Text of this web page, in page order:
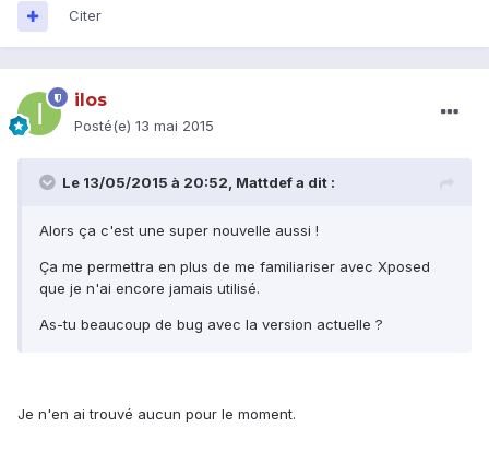
Citer
ilos
Posté(e) 13 mai 2015
Le 13/05/2015 à 20:52, Mattdef a dit :
Alors ça c'est une super nouvelle aussi !
Ça me permettra en plus de me familiariser avec Xposed
que je n'ai encore jamais utilisé.
As-tu beaucoup de bug avec la version actuelle ?
Je n'en ai trouvé aucun pour le moment.